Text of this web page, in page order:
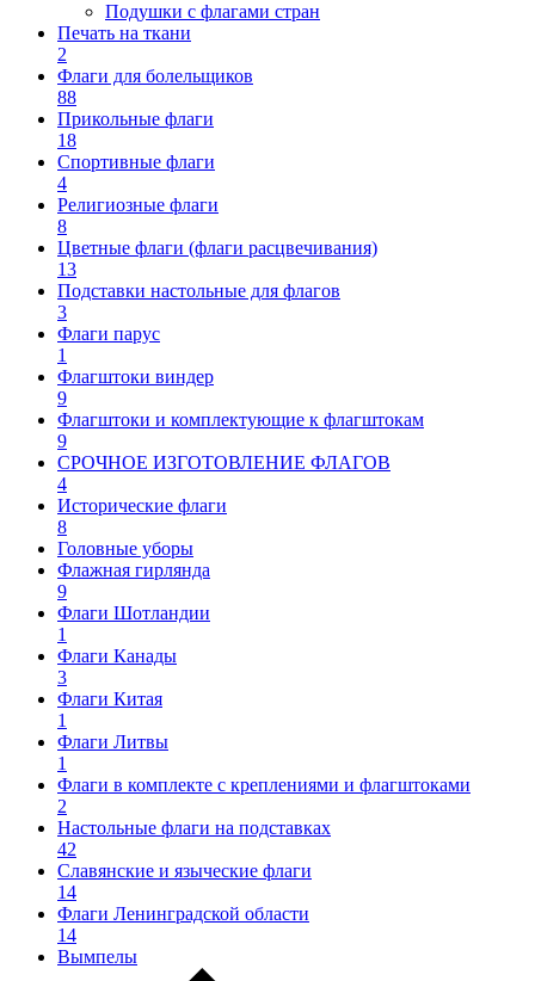
Подушки с флагами стран
Печать на ткани
2
Флаги для болельщиков
88
Прикольные флаги
18
Спортивные флаги
4
Религиозные флаги
8
Цветные флаги (флаги расцвечивания)
13
Подставки настольные для флагов
3
Флаги парус
1
Флагштоки виндер
9
Флагштоки и комплектующие к флагштокам
9
СРОЧНОЕ ИЗГОТОВЛЕНИЕ ФЛАГОВ
4
Исторические флаги
8
Головные уборы
Флажная гирлянда
9
Флаги Шотландии
1
Флаги Канады
3
Флаги Китая
1
Флаги Литвы
1
Флаги в комплекте с креплениями и флагштоками
2
Настольные флаги на подставках
42
Славянские и языческие флаги
14
Флаги Ленинградской области
14
Вымпелы